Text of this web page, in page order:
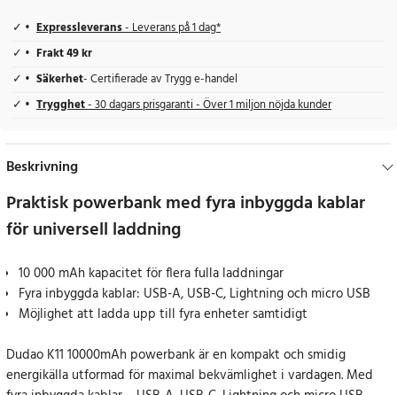
Expressleverans- Leverans på 1 dag*
Frakt 49 kr
Säkerhet- Certifierade av Trygg e-handel
Trygghet- 30 dagars prisgaranti - Över 1 miljon nöjda kunder
Beskrivning
Praktisk powerbank med fyra inbyggda kablar
för universell laddning
10 000 mAh kapacitet för flera fulla laddningar
Fyra inbyggda kablar: USB-A, USB-C, Lightning och micro USB
Möjlighet att ladda upp till fyra enheter samtidigt
Dudao K11 10000mAh powerbank är en kompakt och smidig
energikälla utformad för maximal bekvämlighet i vardagen. Med